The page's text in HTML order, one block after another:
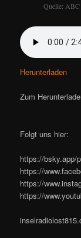
Quelle:
Herunterladen
Zum
Folgt uns hier:
https://bsky.app/
https://
https://
https://